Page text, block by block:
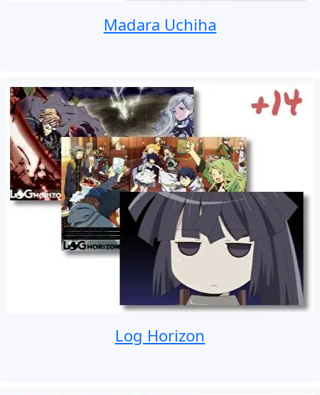
Madara Uchiha
Log Horizon